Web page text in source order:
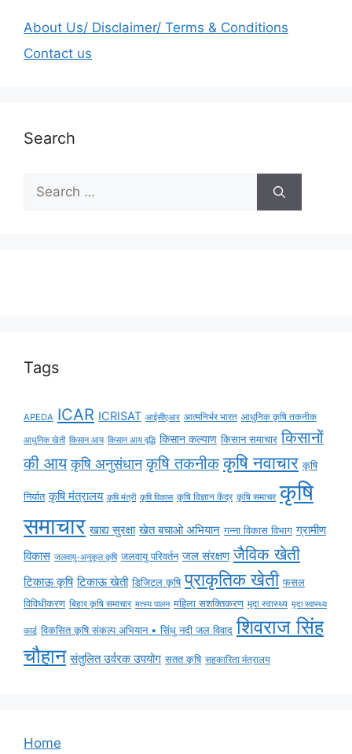
About Us/ Disclaimer/ Terms & Conditions
Contact us
Search
Tags
APEDA ICAR ICRISAT आईसीएआर आत्मनिर्भर भारत आधुनिक कृषि तकनीक
आधुनिक खेती किसान आय किसान आय वृद्धि किसान कल्याण किसान समाचार किसानों
की आय कृषि अनुसंधान कृषि तकनीक कृषि नवाचार कृषि
निर्यात कृषि मंत्रालय कृषि मंत्री कृषि विकास कृषि विज्ञान केंद्र कृषि समाचर कृषि
समाचार खाद्य सुरक्षा खेत बचाओ अभियान गन्ना विकास विभाग ग्रामीण
विकास जलवायु-अनुकूल कृषि जलवायु परिवर्तन जल संरक्षण जैविक खेती
टिकाऊ कृषि टिकाऊ खेती डिजिटल कृषि प्राकृतिक खेती फसल
विविधीकरण बिहार कृषि समाचार मत्स्य पालन महिला सशक्तिकरण मृदा स्वास्थ्य मृदा स्वास्थ्य
कार्ड विकसित कृषि संकल्प अभियान • सिंधु नदी जल विवाद शिवराज सिंह
चौहान संतुलित उर्वरक उपयोग सतत कृषि सहकारिता मंत्रालय
Home